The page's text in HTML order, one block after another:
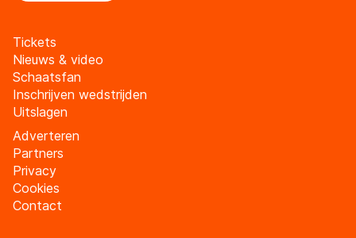
Tickets
Nieuws & video
Schaatsfan
Inschrijven wedstrijden
Uitslagen
Adverteren
Partners
Privacy
Cookies
Contact